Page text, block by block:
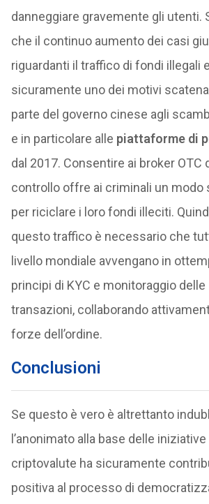
danneggiare gravemente gli utenti.
che il continuo aumento dei casi
riguardanti il traffico di fondi illegali
sicuramente uno dei motivi
parte del governo cinese agli
e in particolare alle piattaforme di
dal 2017. Consentire ai broker OTC
controllo offre ai criminali un modo
per riciclare i loro fondi illeciti.
questo traffico è necessario che
livello mondiale avvengano in
principi di KYC e monitoraggio delle
transazioni, collaborando
forze dell’ordine.
Conclusioni
Se questo è vero è altrettanto
l’anonimato alla base delle
criptovalute ha sicuramente
positiva al processo di